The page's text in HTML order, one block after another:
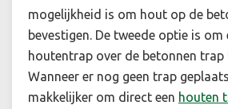
mogelijkheid is om hout op de
bevestigen. De tweede optie is om
houtentrap over de betonnen trap
Wanneer er nog geen trap
makkelijker om direct een houten